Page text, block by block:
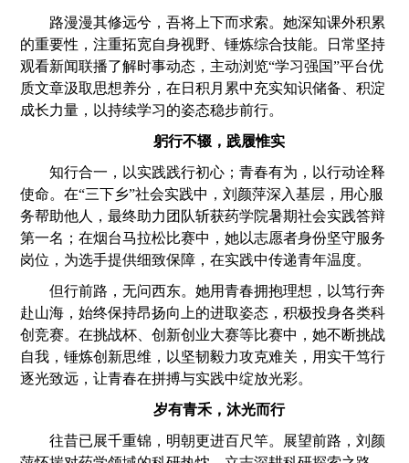
路漫漫其修远兮，吾将上下而求索。她深知课外积累
的重要性，注重拓宽自身视野、锤炼综合技能。日常坚持
观看新闻联播了解时事动态，主动浏览“学习强国”平台优
质文章汲取思想养分，在日积月累中充实知识储备、积淀
成长力量，以持续学习的姿态稳步前行。
躬行不辍，践履惟实
知行合一，以实践践行初心；青春有为，以行动诠释
使命。在“三下乡”社会实践中，刘颜萍深入基层，用心服
务帮助他人，最终助力团队斩获药学院暑期社会实践答辩
第一名；在烟台马拉松比赛中，她以志愿者身份坚守服务
岗位，为选手提供细致保障，在实践中传递青年温度。
但行前路，无问西东。她用青春拥抱理想，以笃行奔
赴山海，始终保持昂扬向上的进取姿态，积极投身各类科
创竞赛。在挑战杯、创新创业大赛等比赛中，她不断挑战
自我，锤炼创新思维，以坚韧毅力攻克难关，用实干笃行
逐光致远，让青春在拼搏与实践中绽放光彩。
岁有青禾，沐光而行
往昔已展千重锦，明朝更进百尺竿。展望前路，刘颜